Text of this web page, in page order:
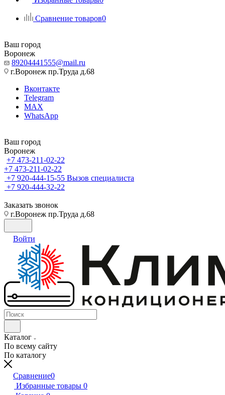
Сравнение товаров0
Ваш город
Воронеж
89204441555@mail.ru
г.Воронеж пр.Труда д.68
Вконтакте
Telegram
MAX
WhatsApp
Ваш город
Воронеж
+7 473-211-02-22
+7 473-211-02-22
+7 920-444-15-55 Вызов специалиста
+7 920-444-32-22
Заказать звонок
г.Воронеж пр.Труда д.68
Войти
Каталог
По всему сайту
По каталогу
Сравнение0
Избранные товары 0